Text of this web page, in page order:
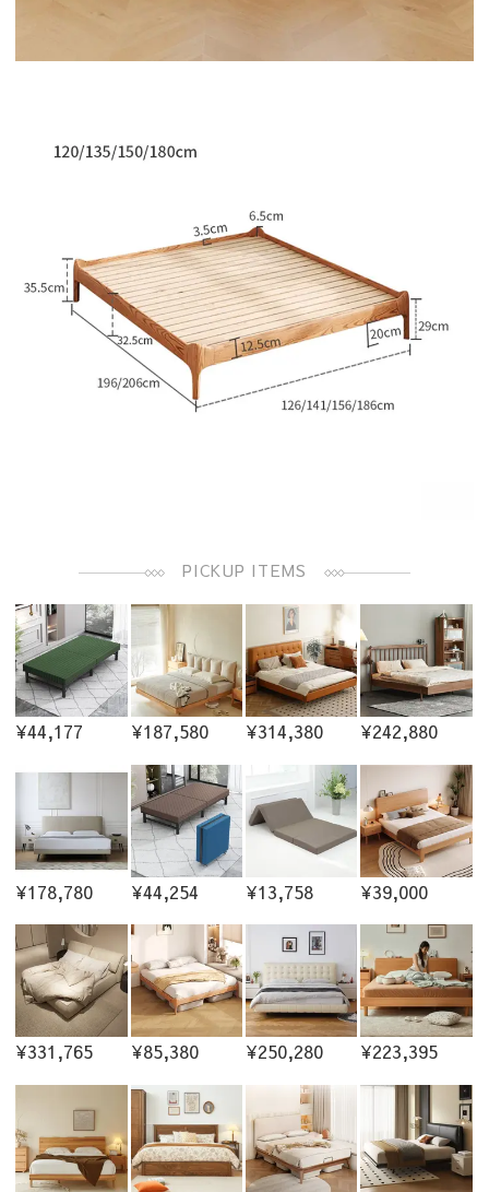
PICKUP ITEMS
¥44,177 ¥187,580 ¥314,380 ¥242,880
¥178,780 ¥44,254 ¥13,758 ¥39,000
¥331,765 ¥85,380 ¥250,280 ¥223,395